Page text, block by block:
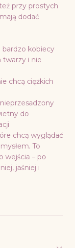
przy prostych
dodać
bardzo kobiecy
twarzy i nie
chcą ciężkich
do
chcą wyglądać
To
wejścia – po
jaśniej i